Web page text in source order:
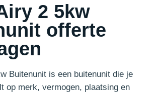
2 5kw
offerte
Buitenunit is een buitenunit die je
op merk, vermogen, plaatsing en